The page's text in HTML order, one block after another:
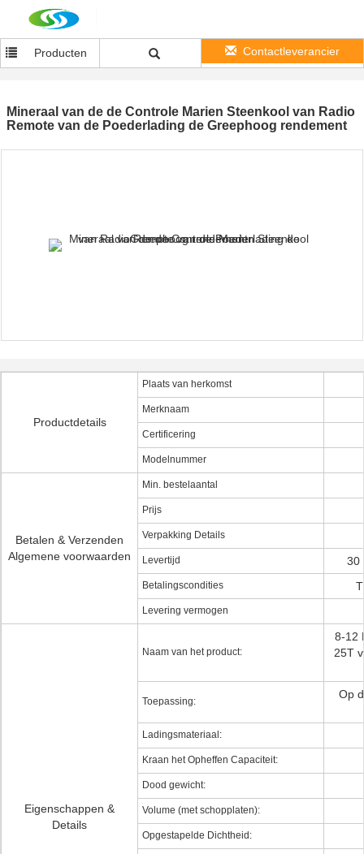
Producten Contactleverancier
Mineraal van de de Controle Marien Steenkool van Radio
Remote van de Poederlading de Greephoog rendement
Productdetails
Plaats van herkomst
Merknaam
Certificering
Modelnummer
Betalen & Verzenden
Algemene voorwaarden
Min. bestelaantal
Prijs
Verpakking Details
Levertijd 30
Betalingscondities
Levering vermogen
Eigenschappen &
Details
Naam van het product:
8-12
25T
Toepassing:
Op
Ladingsmateriaal:
Kraan het Opheffen Capaciteit:
Dood gewicht:
Volume (met schopplaten):
Opgestapelde Dichtheid: